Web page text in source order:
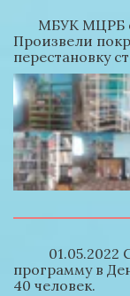
Произвели
перестановку
программу в
40 человек.